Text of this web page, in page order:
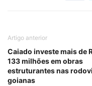
Artigo anterior
Caiado investe mais de
133 milhões em obras
estruturantes nas
goianas